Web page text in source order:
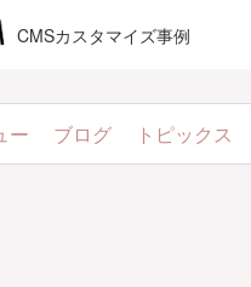
CMSカスタマイズ事例
ー ブログ トピックス